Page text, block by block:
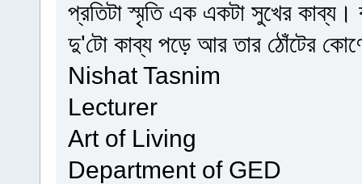
প্রতিটা স্মৃতি এক একটা সুখের কাব্য।
দু'টো কাব্য পড়ে আর তার ঠোঁটের
Nishat Tasnim
Lecturer
Art of Living
Department of GED